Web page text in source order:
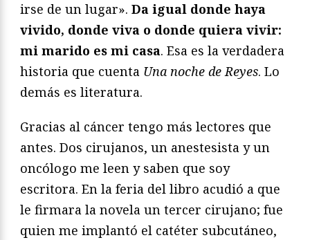
irse de un lugar». Da igual donde haya
vivido, donde viva o donde quiera vivir:
mi marido es mi casa. Esa es la verdadera
historia que cuenta Una noche de Reyes. Lo
demás es literatura.
Gracias al cáncer tengo más lectores que
antes. Dos cirujanos, un anestesista y un
oncólogo me leen y saben que soy
escritora. En la feria del libro acudió a que
le firmara la novela un tercer cirujano; fue
quien me implantó el catéter subcutáneo,